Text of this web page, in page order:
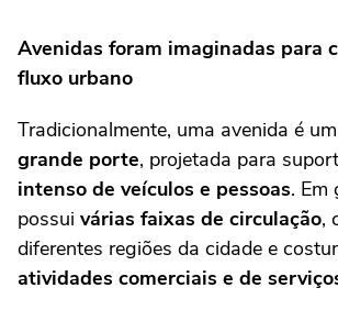
Avenidas foram imaginadas para
fluxo urbano
Tradicionalmente, uma avenida é
grande porte, projetada para
intenso de veículos e pessoas. Em
possui várias faixas de circulação,
diferentes regiões da cidade e
atividades comerciais e de